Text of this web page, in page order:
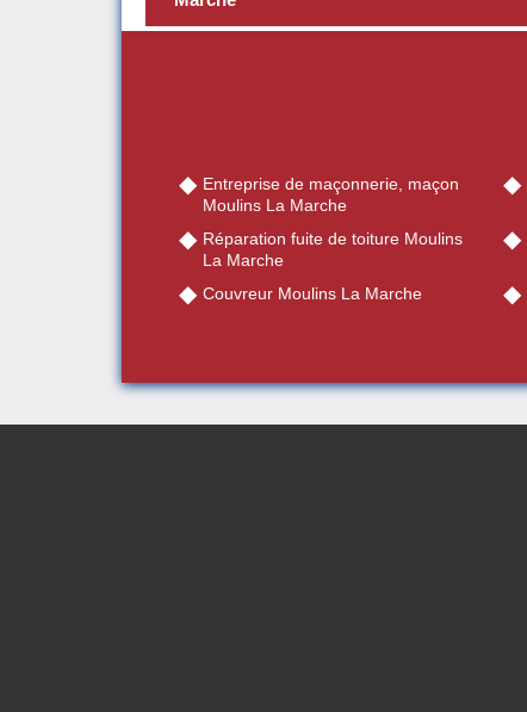
Entreprise de maçonnerie, maçon
Moulins La Marche
Réparation fuite de toiture Moulins
La Marche
Couvreur Moulins La Marche